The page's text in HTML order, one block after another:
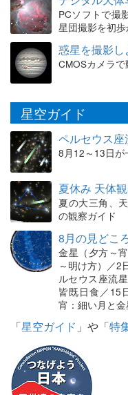
PCソフトで撮
星団撮影を初
惑星を撮影し
CMOSカメラ
星空ガイド
ペルセウス座
8月12～13日が
夏休み 天体
夏の大三角、
の観察ガイド
8月の見どこ
金星（夕方～
～明け方）／2
ルセウス座流
皆既日食／15
宵：細い月と
「星空ガイド 」や「特